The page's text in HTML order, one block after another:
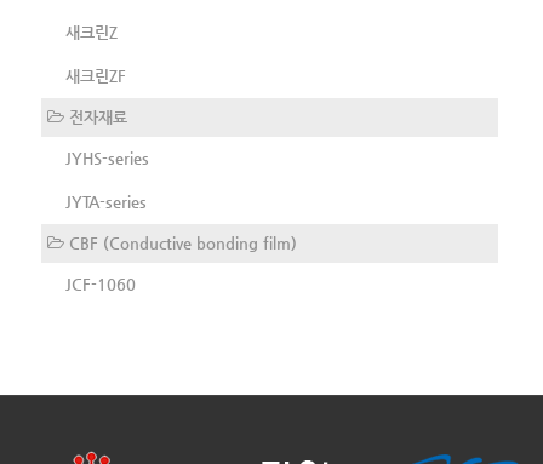
새크린Z
새크린ZF
전자재료
JYHS-series
JYTA-series
CBF (Conductive bonding film)
JCF-1060